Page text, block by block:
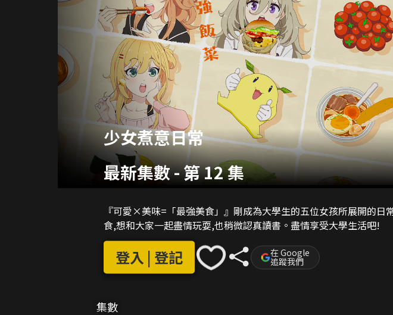
少女煮意日常
最新集數-第 12 集
『可愛×美味=「最強美食」』剛成為大學生的五位女孩所展開的日
食,想和大家一起盡情玩耍,也稍微認真讀書。盡情享受大學生活吧!
登入 | 登記 在 Google
追蹤我們
集數